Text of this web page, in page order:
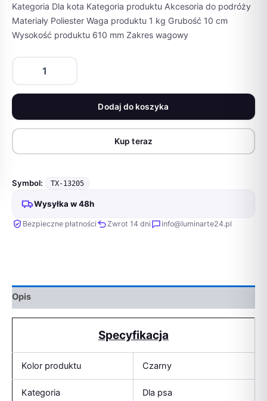
Kategoria Dla kota Kategoria produktu Akcesoria do podróży
Materiały Poliester Waga produktu 1 kg Grubość 10 cm
Wysokość produktu 610 mm Zakres wagowy
Siedzisko
pies/kot,czarne,
10×50cm
Dodaj do koszyka
Kup teraz
Symbol: TX-13205
Wysyłka w 48h
Bezpieczne płatności Zwrot 14 dni info@luminarte24.pl
Opis
Specyfikacja
Kolor produktu Czarny
Kategoria Dla psa